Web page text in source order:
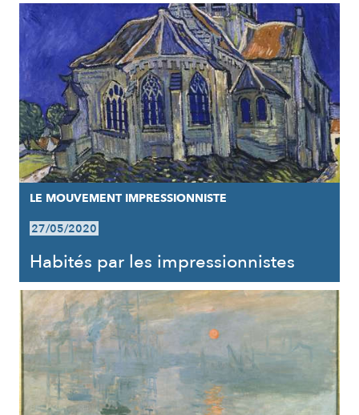
LE MOUVEMENT IMPRESSIONNISTE
27/05/2020
Habités par les impressionnistes